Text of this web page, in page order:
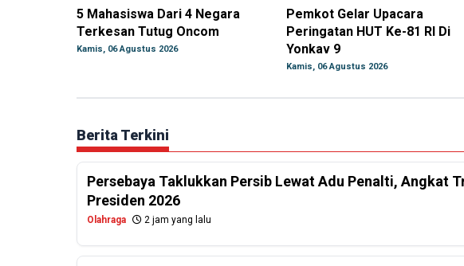
5 Mahasiswa Dari 4 Negara
Terkesan Tutug Oncom
Kamis, 06 Agustus 2026
Pemkot Gelar Upacara
Peringatan HUT Ke-81 RI Di
Yonkav 9
Kamis, 06 Agustus 2026
Berita Terkini
Persebaya Taklukkan Persib Lewat Adu Penalti, Angkat
Presiden 2026
Olahraga 2 jam yang lalu